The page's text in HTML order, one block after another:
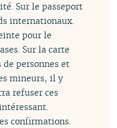
Sur le passeport
internationaux.
pour le
Sur la carte
personnes et
mineurs, il y
refuser ces
confirmations.